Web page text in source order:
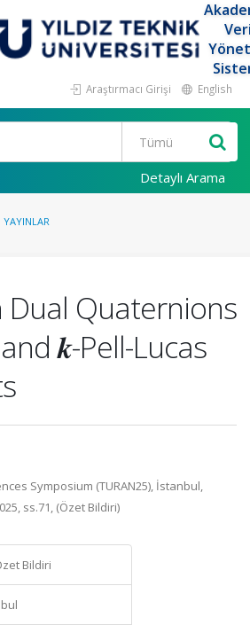
Araştırmacı Girişi English
Detaylı Arama
YAYINLAR
Dual Quaternions
𝒌-Pell-Lucas
Symposium (TURAN25), İstanbul,
ss.71, (Özet Bildiri)
Bildiri